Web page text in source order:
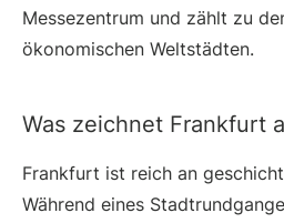
Messezentrum und zählt zu
ökonomischen Weltstädten.
Was zeichnet Frankfurt
Frankfurt ist reich an
Während eines